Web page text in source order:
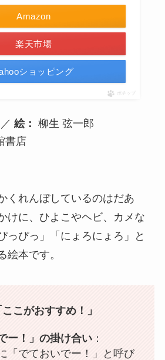
Amazon
楽天市場
ショッピング
ポチップ
絵： 柳生 弦一郎
書店
くれんぼしているのはだあ
けに、ひよこやヘビ、カメな
っぴっ」「にょろにょろ」と
絵本です。
こがおすすめ！」
ー！」の掛け合い：
「でておいでー！」と呼び